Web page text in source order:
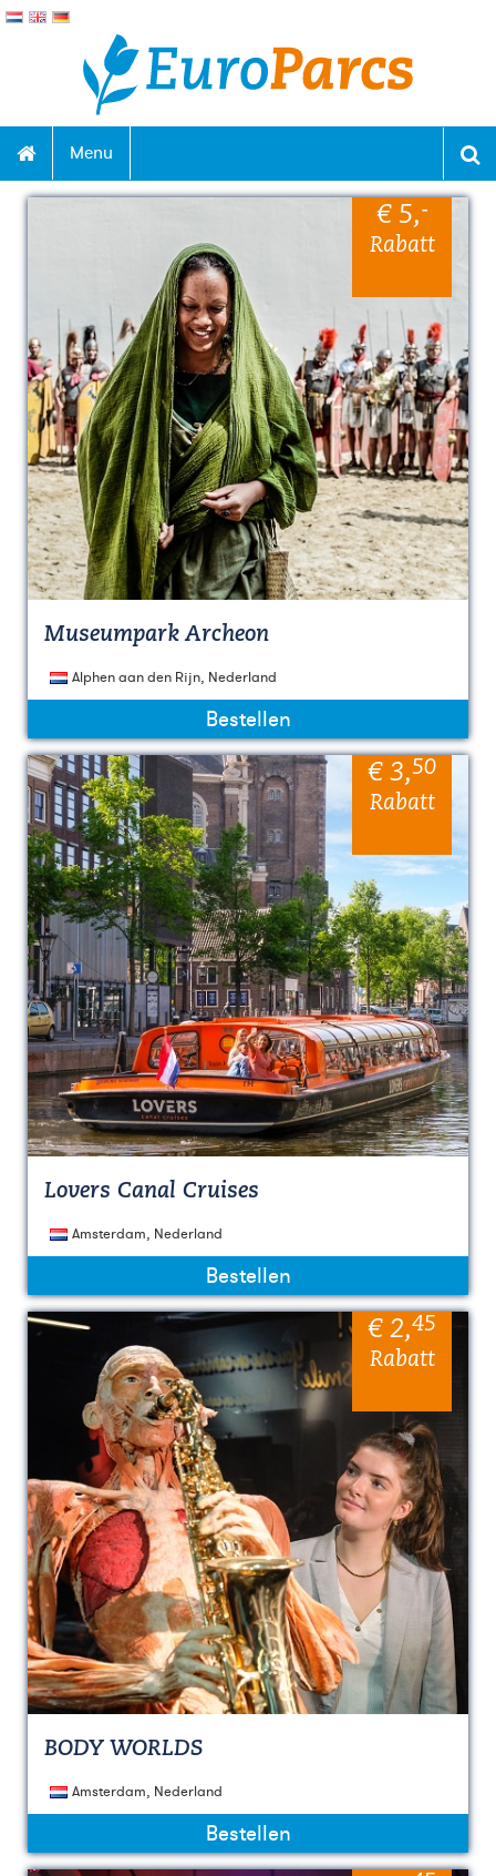
Menu
€ 5,-
Rabatt
Museumpark Archeon
Alphen aan den Rijn, Nederland
Bestellen
€ 3,50
Rabatt
Lovers Canal Cruises
Amsterdam, Nederland
Bestellen
€ 2,45
Rabatt
BODY WORLDS
Amsterdam, Nederland
Bestellen